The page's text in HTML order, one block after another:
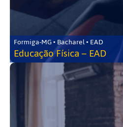
Formiga-MG • Bacharel • EAD
Educação Física – EAD